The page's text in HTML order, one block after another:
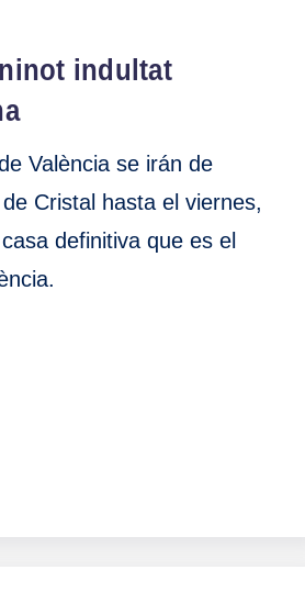
indultat
València se irán de
Cristal hasta el viernes,
definitiva que es el